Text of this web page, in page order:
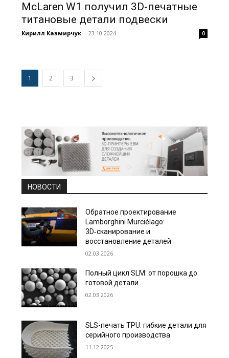
McLaren W1 получил 3D-печатные
титановые детали подвески
Кирилл Казмирчук - 23.10.2024 0
1 2 3
НОВОСТИ
Обратное проектирование
Lamborghini Murciélago:
3D‑сканирование и
восстановление деталей
02.03.2026
Полный цикл SLM: от порошка до
готовой детали
02.03.2026
SLS-печать TPU: гибкие детали для
серийного производства
11.12.2025